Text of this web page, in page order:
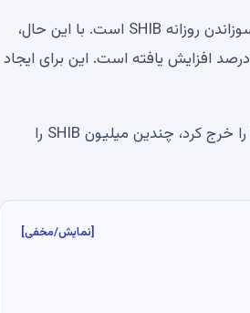
داده های گزارش شده توسط ردیاب کیف پول محبوب Shibburn نشان دهنده افزایش نرخ سوزاندن روزانه SHIB است. با این حال،
این ممکن است کاملا ناامید کننده به نظر برسد. طی 24 ساعت گذشته، این معیار تنها 38 درصد افزایش یافته است. این برای ایجاد
با این حال، مقدار میم کوین های منتقل شده به کیف پول های بلاک چین که نمی توان آنها را خرج کرد، چندین میلیون SHIB را
[نمایش/مخفی]